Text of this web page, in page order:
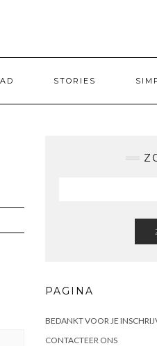
STORIES
PAGINA
BEDANKT VOOR JE
CONTACTEER ONS